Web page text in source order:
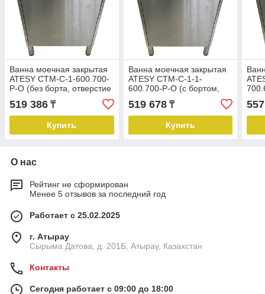
Ванна моечная закрытая
ATESY СТМ-С-1-600.700-
Р-О (без борта, отверстие
под смеситель)
519 386 ₸
Купить
Ванна моечная закрытая
ATESY СТМ-С-1-1-
600.700-Р-О (с бортом,
отверстие под смеситель)
519 678₸
Купить
О нас
Рейтинг не сформирован
Менее 5 отзывов за последний год
Работает с 25.02.2025
г. Атырау
Сырыма Датова, д. 201Б, Атырау, Казахстан
Контакты
Сегодня работает с 09:00 до 18:00